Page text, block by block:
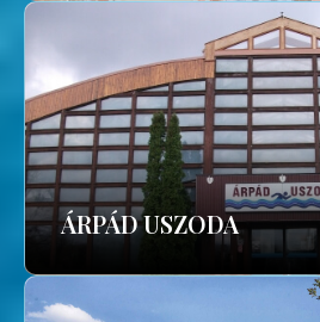
ÁRPÁD USZODA